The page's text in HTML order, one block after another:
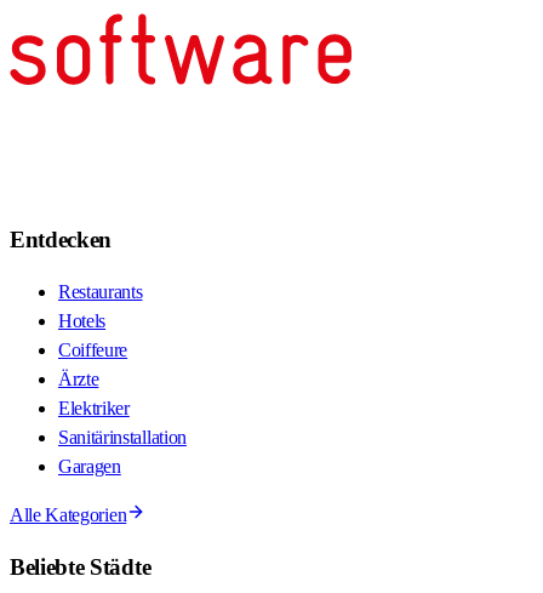
Entdecken
Restaurants
Hotels
Coiffeure
Ärzte
Elektriker
Sanitärinstallation
Garagen
Alle Kategorien
Beliebte Städte